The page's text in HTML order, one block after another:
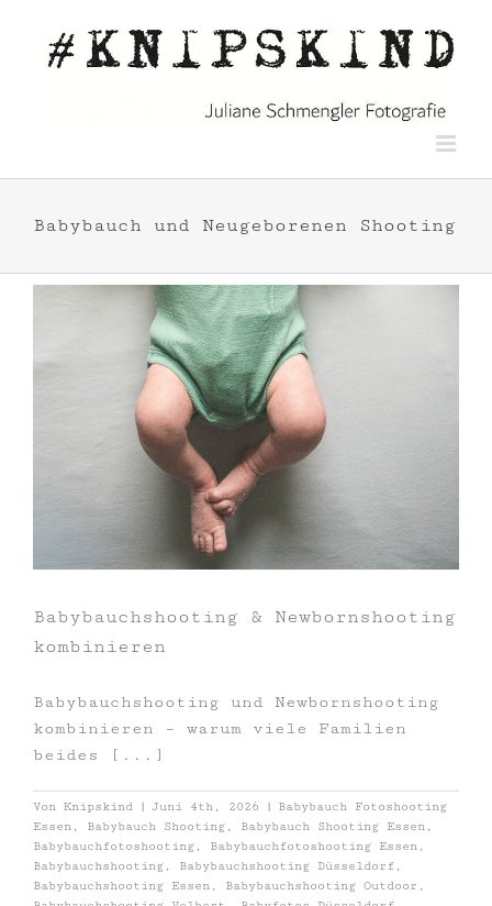
Inhalt
springen
Babybauch und Neugeborenen Shooting
Babybauchshooting & Newbornshooting
kombinieren
Babybauchshooting und Newbornshooting
kombinieren – warum viele Familien
beides [...]
Von Knipskind | Juni 4th, 2026 |
Babybauch Fotoshooting
Essen , Babybauch Shooting , Babybauch Shooting Essen ,
Babybauchfotoshooting , Babybauchfotoshooting Essen ,
Babybauchshooting , Babybauchshooting Düsseldorf ,
Babybauchshooting Essen , Babybauchshooting Outdoor ,